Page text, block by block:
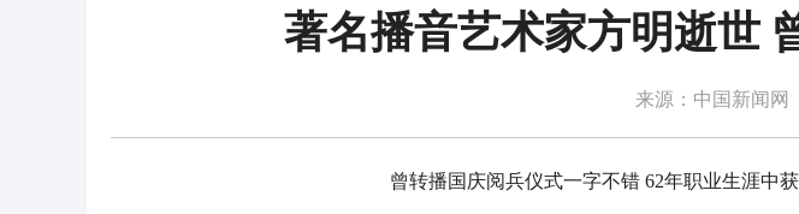
著名播音艺术家方明逝世
来源：中国新闻网
曾转播国庆阅兵仪式一字不错 62年职业生涯中获